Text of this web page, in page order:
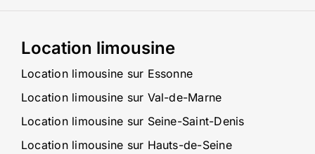
Location limousine
Location limousine sur Essonne
Location limousine sur Val-de-Marne
Location limousine sur Seine-Saint-Denis
Location limousine sur Hauts-de-Seine